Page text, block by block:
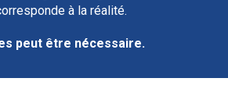
à la réalité.
peut être nécessaire.